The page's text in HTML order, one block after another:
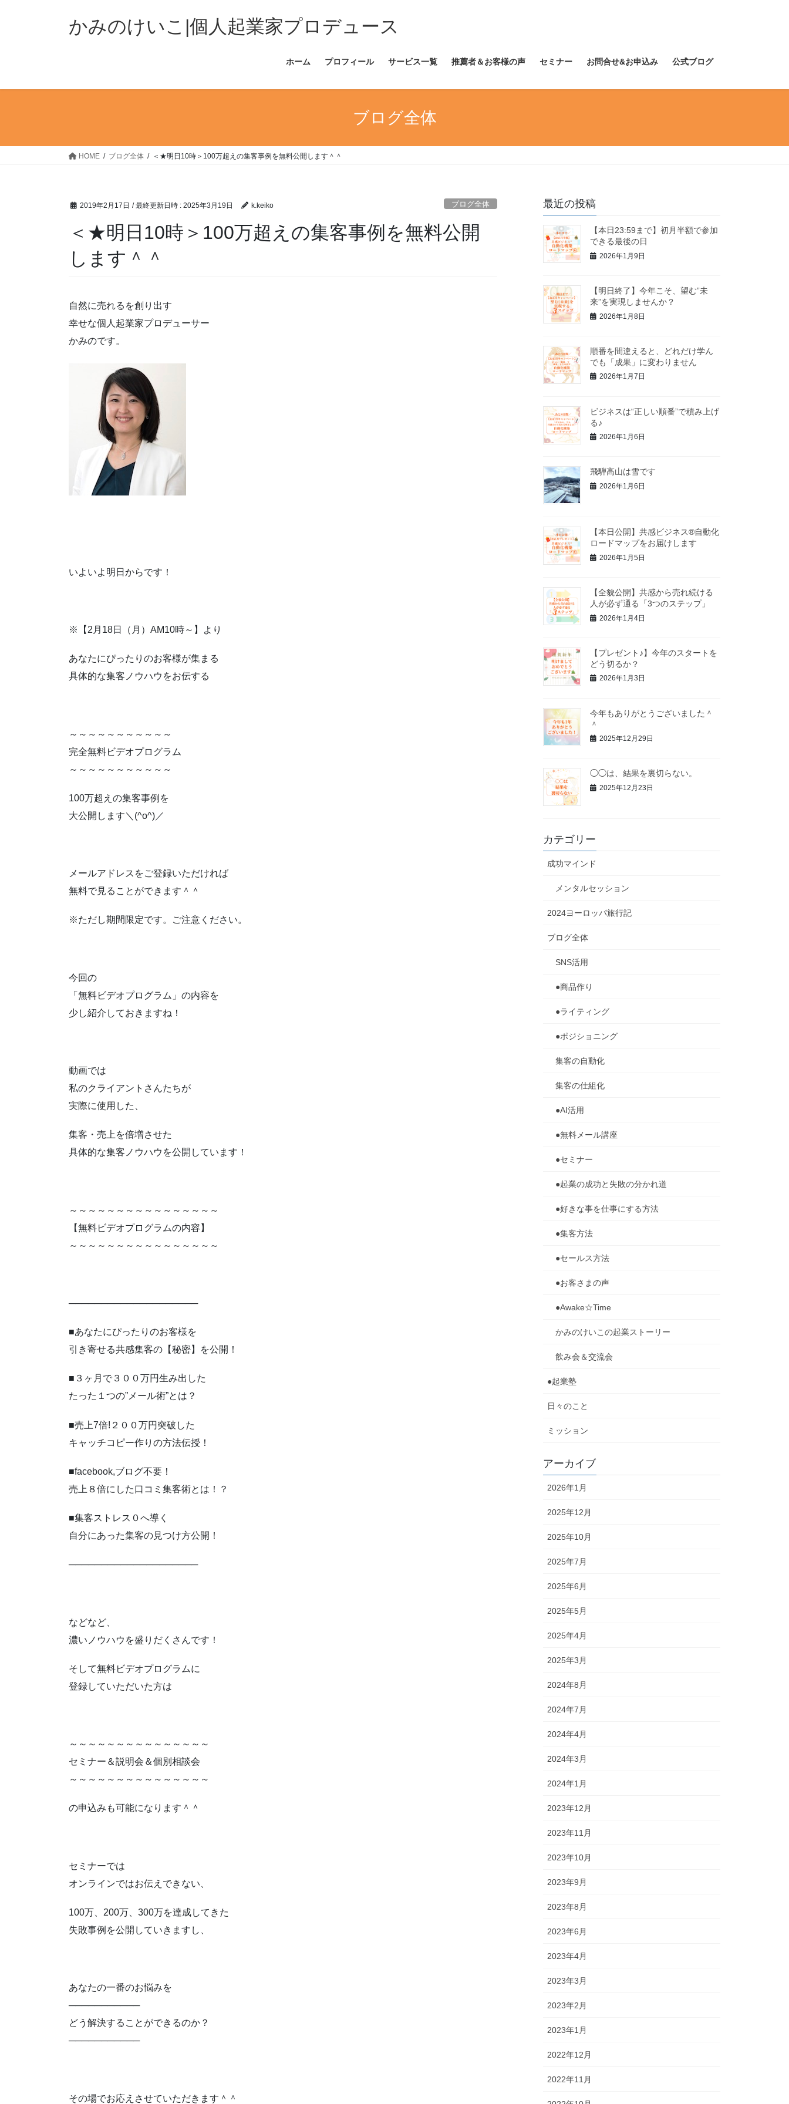
ス
ン
かみのけいこ|個人起業家プロデュース
ホーム プロフィール サービス一覧 推薦者＆お客様の声 セミナー お問合せ&お申込み 公式ブログ
ブログ全体
HOME ブログ全体 ＜★明日10時＞100万超えの集客事例を無料公開します＾＾
2019年2月17日 / 最終更新日時 : 2025年3月19日 k.keiko ブログ全体
＜★明日10時＞100万超えの集客事例を無料公開
します＾＾
自然に売れるを創り出す
幸せな個人起業家プロデューサー
かみのです。
いよいよ明日からです！
※【2月18日（月）AM10時～】より
あなたにぴったりのお客様が集まる
具体的な集客ノウハウをお伝する
～～～～～～～～～～～
完全無料ビデオプログラム
～～～～～～～～～～～
100万超えの集客事例を
大公開します＼(^o^)／
メールアドレスをご登録いただければ
無料で見ることができます＾＾
※ただし期間限定です。ご注意ください。
今回の
「無料ビデオプログラム」の内容を
少し紹介しておきますね！
動画では
私のクライアントさんたちが
実際に使用した、
集客・売上を倍増させた
具体的な集客ノウハウを公開しています！
～～～～～～～～～～～～～～～～
【無料ビデオプログラムの内容】
～～～～～～～～～～～～～～～～
────────────────────
■あなたにぴったりのお客様を
引き寄せる共感集客の【秘密】を公開！
■３ヶ月で３００万円生み出した
たった１つの”メール術”とは？
■売上7倍!２００万円突破した
キャッチコピー作りの方法伝授！
■facebook,ブログ不要！
売上８倍にした口コミ集客術とは！？
■集客ストレス０へ導く
自分にあった集客の見つけ方公開！
────────────────────
などなど、
濃いノウハウを盛りだくさんです！
そして無料ビデオプログラムに
登録していただいた方は
～～～～～～～～～～～～～～～
セミナー＆説明会＆個別相談会
～～～～～～～～～～～～～～～
の申込みも可能になります＾＾
セミナーでは
オンラインではお伝えできない、
100万、200万、300万を達成してきた
失敗事例を公開していきますし、
あなたの一番のお悩みを
───────────
どう解決することができるのか？
───────────
その場でお応えさせていただきます＾＾
最近の投稿
【本日23:59まで】初月半額で参加
できる最後の日
2026年1月9日
【明日終了】今年こそ、望む”未
来”を実現しませんか？
2026年1月8日
順番を間違えると、どれだけ学ん
でも「成果」に変わりません
2026年1月7日
ビジネスは“正しい順番”で積み上げ
る♪
2026年1月6日
飛騨高山は雪です
2026年1月6日
【本日公開】共感ビジネス®自動化
ロードマップをお届けします
2026年1月5日
【全貌公開】共感から売れ続ける
人が必ず通る「3つのステップ」
2026年1月4日
【プレゼント♪】今年のスタートを
どう切るか？
2026年1月3日
今年もありがとうございました＾
＾
2025年12月29日
◯◯は、結果を裏切らない。
2025年12月23日
カテゴリー
成功マインド
メンタルセッション
2024ヨーロッパ旅行記
ブログ全体
SNS活用
●商品作り
●ライティング
●ポジショニング
集客の自動化
集客の仕組化
●AI活用
●無料メール講座
●セミナー
●起業の成功と失敗の分かれ道
●好きな事を仕事にする方法
●集客方法
●セールス方法
●お客さまの声
●Awake☆Time
かみのけいこの起業ストーリー
飲み会＆交流会
●起業塾
日々のこと
ミッション
アーカイブ
2026年1月
2025年12月
2025年10月
2025年7月
2025年6月
2025年5月
2025年4月
2025年3月
2024年8月
2024年7月
2024年4月
2024年3月
2024年1月
2023年12月
2023年11月
2023年10月
2023年9月
2023年8月
2023年6月
2023年4月
2023年3月
2023年2月
2023年1月
2022年12月
2022年11月